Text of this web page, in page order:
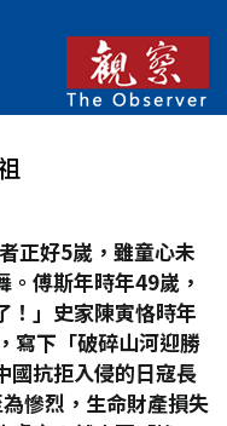
正好5嵗，雖童心未
。傅斯年時年49嵗，
！」史家陳寅恪時年
寫下「破碎山河迎勝
國抗拒入侵的日寇長
慘烈，生命財產損失